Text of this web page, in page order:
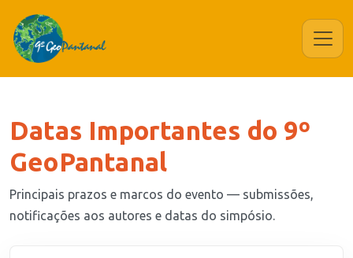
Datas Importantes do 9º
GeoPantanal
Principais prazos e marcos do evento — submissões,
notificações aos autores e datas do simpósio.